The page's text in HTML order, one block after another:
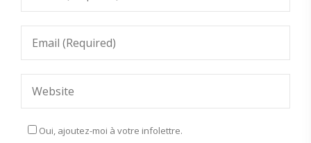
Oui, ajoutez-moi à votre infolettre.